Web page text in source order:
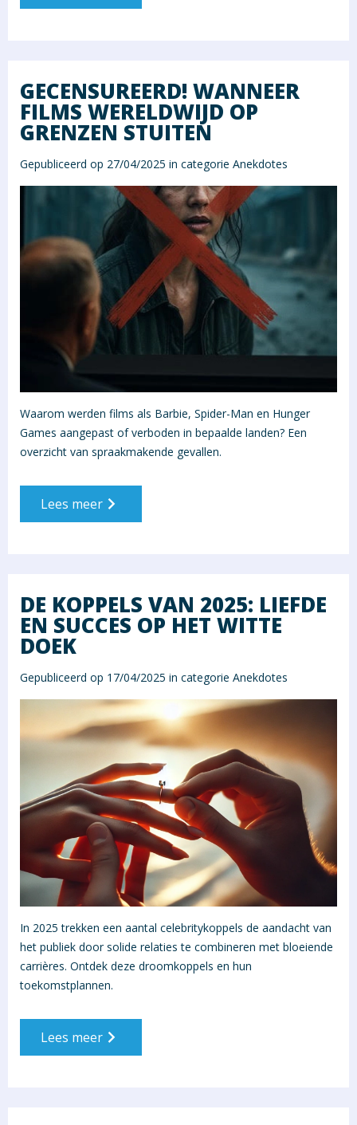
GECENSUREERD! WANNEER
FILMS WERELDWIJD OP
GRENZEN STUITEN
Gepubliceerd op 27/04/2025 in categorie Anekdotes
Waarom werden films als Barbie, Spider-Man en Hunger
Games aangepast of verboden in bepaalde landen? Een
overzicht van spraakmakende gevallen.
Lees meer
DE KOPPELS VAN 2025: LIEFDE
EN SUCCES OP HET WITTE
DOEK
Gepubliceerd op 17/04/2025 in categorie Anekdotes
In 2025 trekken een aantal celebritykoppels de aandacht van
het publiek door solide relaties te combineren met bloeiende
carrières. Ontdek deze droomkoppels en hun
toekomstplannen.
Lees meer